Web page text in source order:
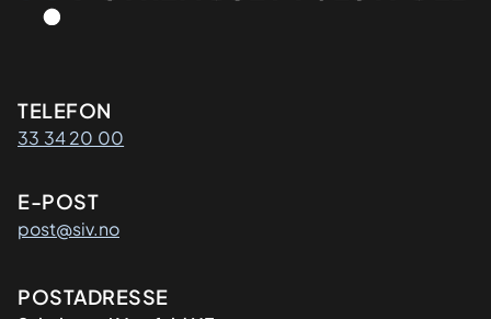
Kontaktinformasjon
TELEFON
33 34 20 00
E-POST
post@siv.no
Adresse
POSTADRESSE